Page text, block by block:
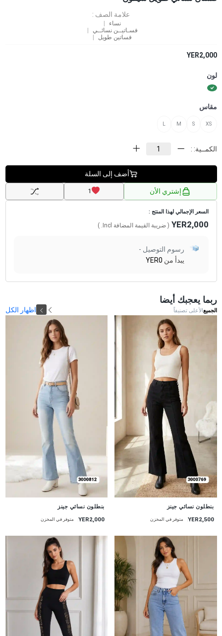
علامة الصف :
نساء
فسـاتيــن نسائــي
فساتين طويل
YER2,000
لون
مقاس
XS
S
M
L
الكمــية: :
أضف إلى السلة
إشتري الأن 1
السعر الإجمالي لهذا المنتج :
YER2,000 ( ضريبة القيمة المضافة Incl.
)
رسوم التوصيل -
يبدأ من YER0
ربما يعجبك أيضا
الجميعالأعلى تصنيفاً اظهار الكل
بنطلون نسائي جينز
YER2,500 متوفر في المخزن
بنطلون نسائي جينز
YER2,000 متوفر في المخزن